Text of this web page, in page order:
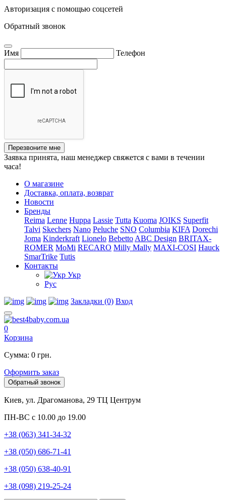
Авторизация с помощью соцсетей
Обратный звонок
Имя Телефон
Перезвоните мне
Заявка принята, наш менеджер свяжется с вами в течении
часа!
О магазине
Доставка, оплата, возврат
Новости
Бренды
Reima Lenne Huppa Lassie Tutta Kuoma JOIKS Superfit
Talvi Skechers Nano Peluche SNO Columbia KIFA Dorechi
Joma Kinderkraft Lionelo Bebetto ABC Design BRITAX-
ROMER MoMi RECARO Milly Mally MAXI-COSI Hauck
SmarTrike Tutis
Контакты
Укр
Рус
Закладки (0) Вход
0
Корзина
Сумма: 0 грн.
Оформить заказ
Обратный звонок
Киев, ул. Драгоманова, 29 ТЦ Центрум
ПН-ВС с 10.00 до 19.00
+38 (063) 341-34-32
+38 (050) 686-71-41
+38 (050) 638-40-91
+38 (098) 219-25-24